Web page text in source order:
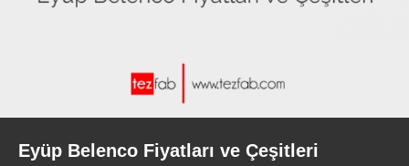
Eyüp Belenco Fiyatları ve Çeşitleri